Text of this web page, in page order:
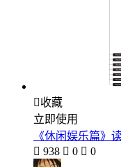
收藏
立即使用
《休闲娱乐篇》
 938  0  0